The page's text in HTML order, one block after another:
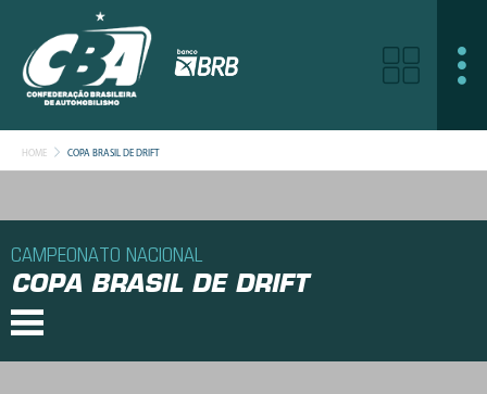
HOME COPA BRASIL DE DRIFT
CAMPEONATO NACIONAL
COPA BRASIL DE DRIFT